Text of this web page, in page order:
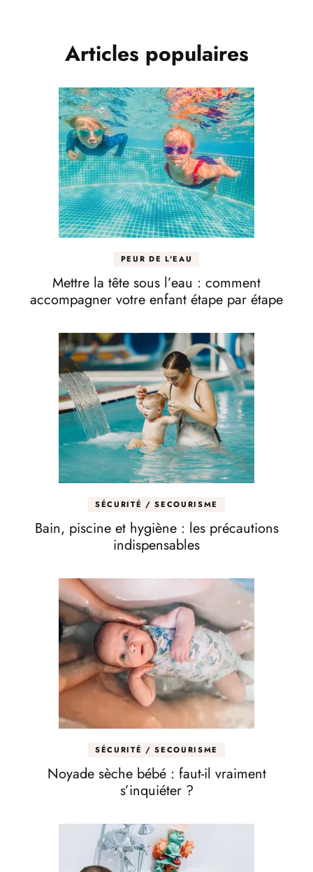
Articles populaires
PEUR DE L'EAU
Mettre la tête sous l’eau : comment
accompagner votre enfant étape par étape
SÉCURITÉ / SECOURISME
Bain, piscine et hygiène : les précautions
indispensables
SÉCURITÉ / SECOURISME
Noyade sèche bébé : faut-il vraiment
s’inquiéter ?